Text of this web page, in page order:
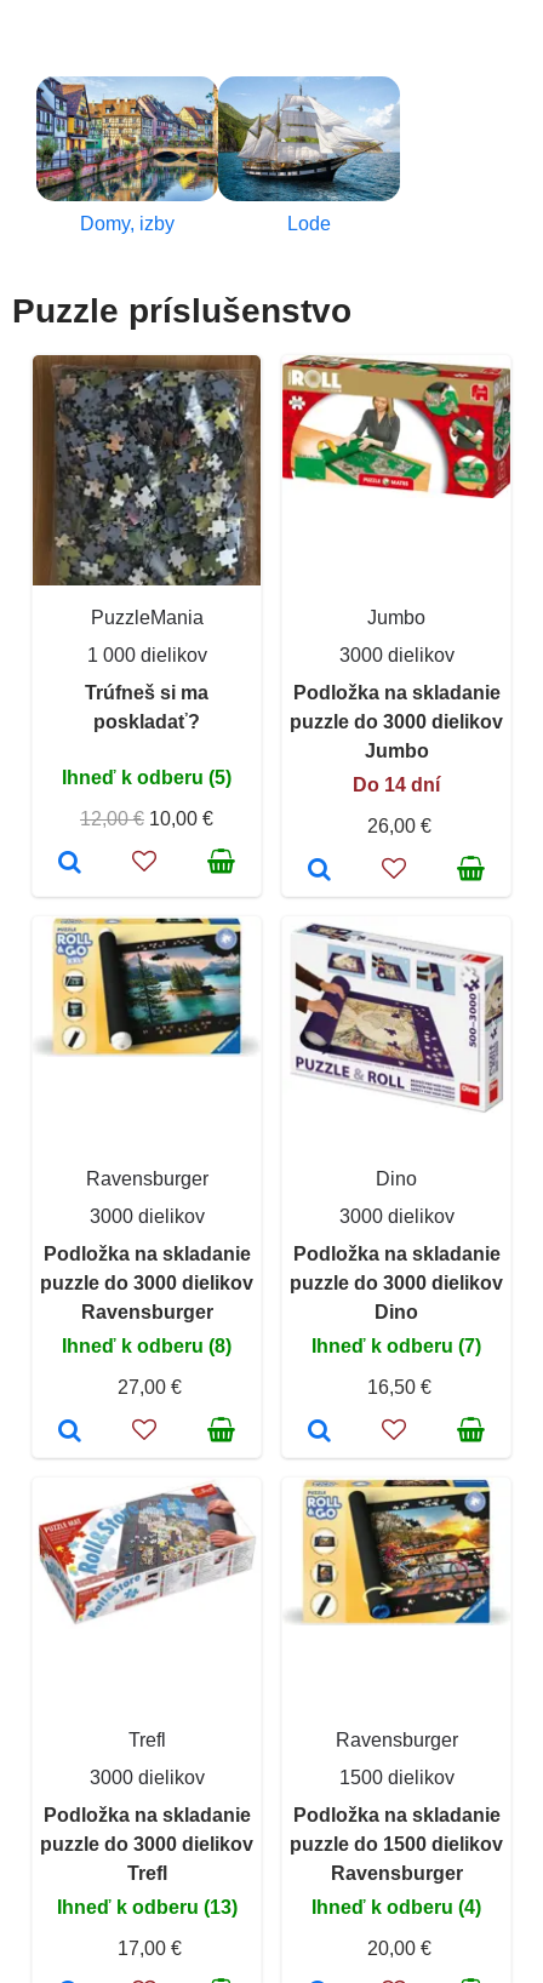
Domy, izby Lode
Puzzle príslušenstvo
PuzzleMania
1 000 dielikov
Trúfneš si ma
poskladať?
Ihneď k odberu (5)
12,00 € 10,00 €
Jumbo
3000 dielikov
Podložka na skladanie
puzzle do 3000 dielikov
Jumbo
Do 14 dní
26,00 €
Ravensburger
3000 dielikov
Podložka na skladanie
puzzle do 3000 dielikov
Ravensburger
Ihneď k odberu (8)
27,00 €
Dino
3000 dielikov
Podložka na skladanie
puzzle do 3000 dielikov
Dino
Ihneď k odberu (7)
16,50 €
Trefl
3000 dielikov
Podložka na skladanie
puzzle do 3000 dielikov
Trefl
Ihneď k odberu (13)
17,00 €
Ravensburger
1500 dielikov
Podložka na skladanie
puzzle do 1500 dielikov
Ravensburger
Ihneď k odberu (4)
20,00 €